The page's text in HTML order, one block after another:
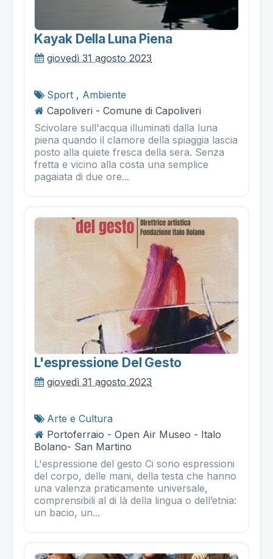
Kayak Della Luna Piena
giovedì 31 agosto 2023
Sport , Ambiente
Capoliveri - Comune di Capoliveri
Scivolare sull'acqua illuminati dalla luna
piena quando il clamore della spiaggia lascia
posto alla quiete fresca della sera. Senza
fretta e vicino alla costa una semplice
pagaiata di due ore...
L'espressione Del Gesto
giovedì 31 agosto 2023
Arte e Cultura
Portoferraio - Open Air Museo - Italo
Bolano- San Martino
L'espressione del gesto Ci sono espressioni
del corpo, delle mani, della testa che hanno
una valenza praticamente universale,
comprensibili al di là della lingua o dell’etnia:
un bacio, un...